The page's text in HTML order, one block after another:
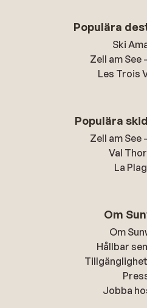
Populära
Ski
Zell am See
Les Trois
Populära
Zell am See
Val
La
Om
Om
Hållbar
Jobba